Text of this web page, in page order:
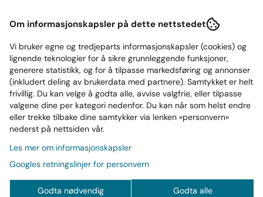
Næringsinnhold
Ofte kjøp sammen med
Om informasjonskapsler på dette nettstedet
Vi bruker egne og tredjeparts informasjonskapsler (cookies) og
lignende teknologier for å sikre grunnleggende funksjoner,
generere statistikk, og for å tilpasse markedsføring og annonser
(inkludert deling av brukerdata med partnere). Samtykket er helt
frivillig. Du kan velge å godta alle, avvise valgfrie, eller tilpasse
valgene dine per kategori nedenfor. Du kan når som helst endre
eller trekke tilbake dine samtykker via lenken «personvern»
nederst på nettsiden vår.
Les mer om informasjonskapsler
Googles retningslinjer for personvern
Godta nødvendig Godta alle